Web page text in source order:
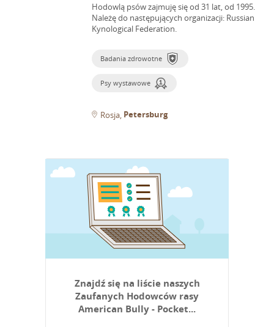
Hodowlą psów zajmuję się od 31 lat, od 1995.
Należę do następujących organizacji: Russian
Kynological Federation.
Badania zdrowotne
Psy wystawowe
Rosja Petersburg
Znajdź się na liście naszych
Zaufanych Hodowców rasy
American Bully - Pocket...